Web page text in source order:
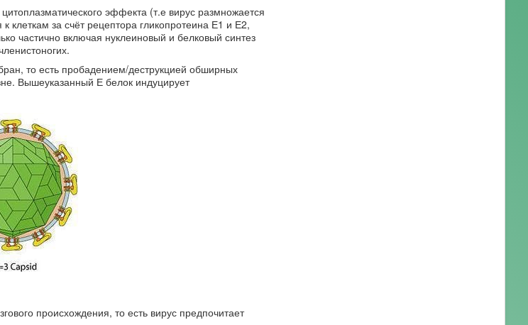
эффекта (т.е вирус размножается
клеткам за счёт рецептора гликопротеина Е1 и Е2,
частично включая нуклеиновый и белковый синтез
то есть пробадением/деструкцией обширных
Вышеуказанный Е белок индуцирует
происхождения, то есть вирус предпочитает